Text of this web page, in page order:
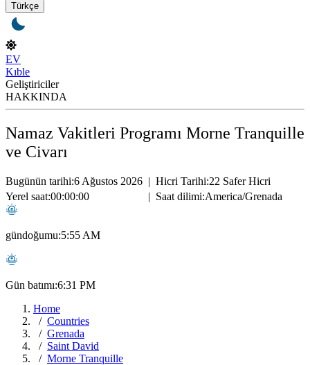
Türkçe
EV
Kıble
Geliştiriciler
HAKKINDA
Namaz Vakitleri Programı Morne Tranquille
ve Civarı
Bugünün tarihi:6 Ağustos 2026 | Hicri Tarihi:22 Safer Hicri
Yerel saat:00:00:00 | Saat dilimi:America/Grenada
gündoğumu:5:55 AM
Gün batımı:6:31 PM
Home
Countries
Grenada
Saint David
Morne Tranquille